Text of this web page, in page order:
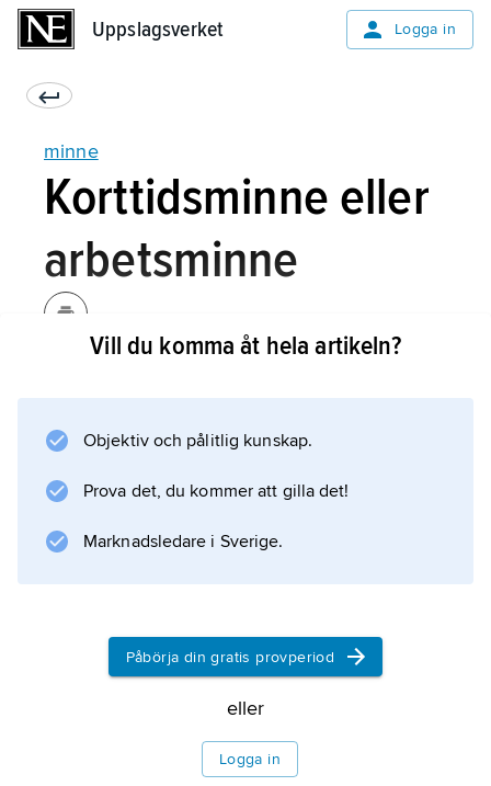
Uppslagsverket Logga in
minne
Korttidsminne eller
arbetsminne
definierades detta minne i termer av tid.
Några forskare föreslog att 10 s var den maxtid
som man kunde hålla information aktuell utan
nivå. Andra föreslog att maxtiden var 18 s och
Vill du komma åt hela artikeln?
Objektiv och pålitlig kunskap.
Prova det, du kommer att gilla det!
Marknadsledare i Sverige.
Påbörja din gratis provperiod
eller
Logga in